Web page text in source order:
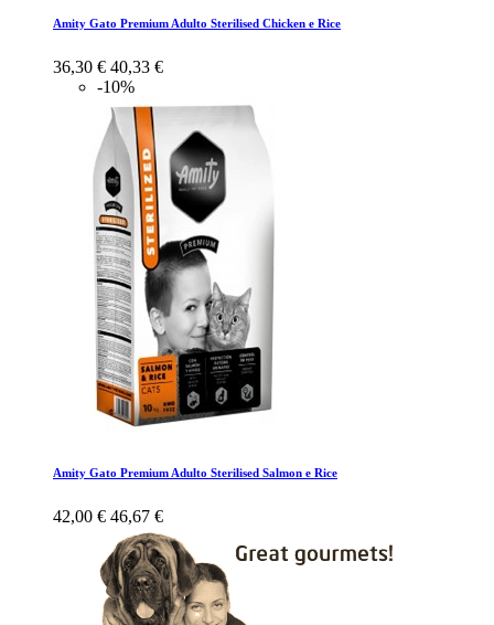
Amity Gato Premium Adulto Sterilised Chicken e Rice
36,30 € 40,33 €
-10%
Amity Gato Premium Adulto Sterilised Salmon e Rice
42,00 € 46,67 €